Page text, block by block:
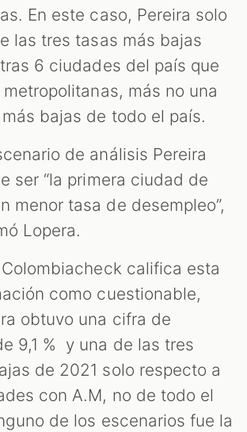
En este caso, Pereira solo
las tres tasas más bajas
6 ciudades del país que
más no una
bajas de todo el país.
de análisis Pereira
ser “la primera ciudad de
menor tasa de desempleo”,
Lopera.
califica esta
como cuestionable,
obtuvo una cifra de
9,1 % y una de las tres
de 2021 solo respecto a
con A.M, no de todo el
de los escenarios fue la